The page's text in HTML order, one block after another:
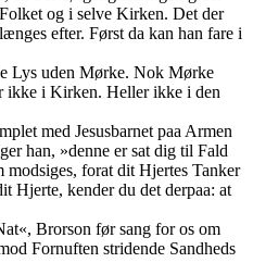
og i selve Kirken. Det der
efter. Først da kan han fare i
Lys uden Mørke. Nok Mørke
ikke i Kirken. Heller ikke i den
med Jesusbarnet paa Armen
han, »denne er sat dig til Fald
forat dit Hjertes Tanker
Hjerte, kender du det derpaa: at
Brorson før sang for os om
Fornuften stridende Sandheds